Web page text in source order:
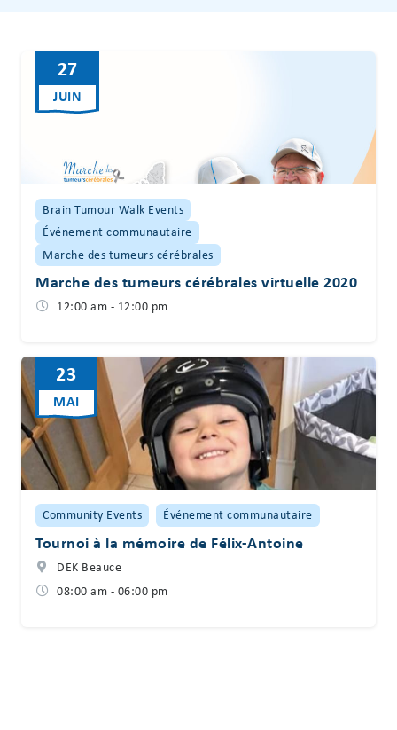
27
JUIN
Brain Tumour Walk Events
Événement communautaire
Marche des tumeurs cérébrales
Marche des tumeurs cérébrales virtuelle 2020
12:00 am - 12:00 pm
23
MAI
Community Events Événement communautaire
Tournoi à la mémoire de Félix-Antoine
DEK Beauce
08:00 am - 06:00 pm